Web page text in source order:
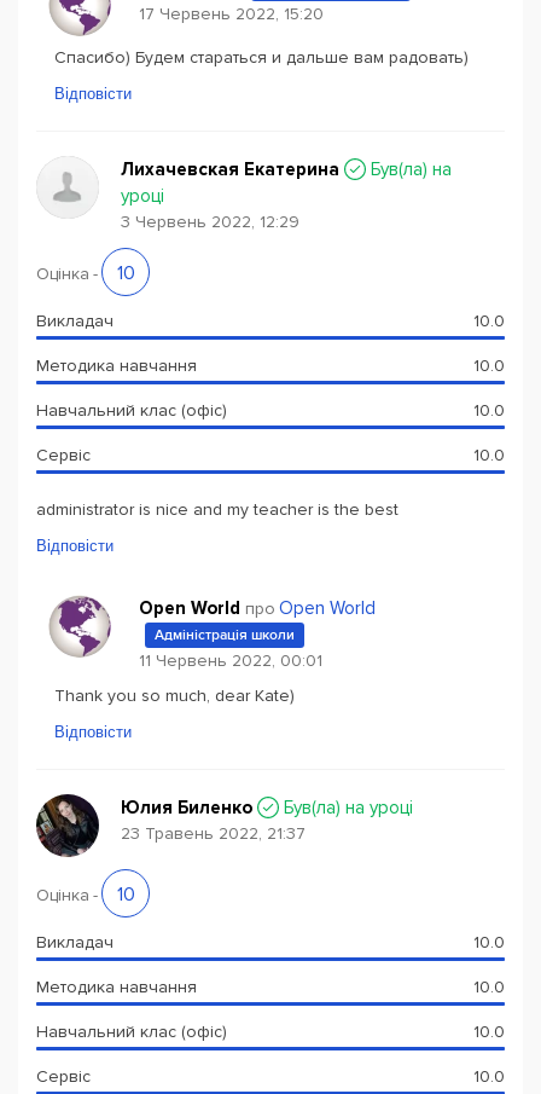
17 Червень 2022, 15:20
Спасибо) Будем стараться и дальше вам радовать)
Відповісти
Лихачевская Екатерина
Був(ла) на
уроці
3 Червень 2022, 12:29
Оцінка - 10
Викладач 10.0
Методика навчання 10.0
Навчальний клас (офіс) 10.0
Сервіс 10.0
administrator is nice and my teacher is the best
Відповісти
Open World про Open World
Адміністрація школи
11 Червень 2022, 00:01
Thank you so much, dear Kate)
Відповісти
Юлия Биленко Був(ла) на уроці
23 Травень 2022, 21:37
Оцінка - 10
Викладач 10.0
Методика навчання 10.0
Навчальний клас (офіс) 10.0
Сервіс 10.0